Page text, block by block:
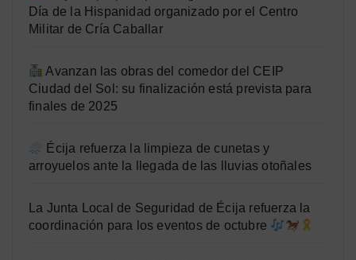
Día de la Hispanidad organizado por el Centro
Militar de Cría Caballar
Avanzan las obras del comedor del CEIP
Ciudad del Sol: su finalización está prevista para
finales de 2025
Écija refuerza la limpieza de cunetas y
arroyuelos ante la llegada de las lluvias otoñales
La Junta Local de Seguridad de Écija refuerza la
coordinación para los eventos de octubre